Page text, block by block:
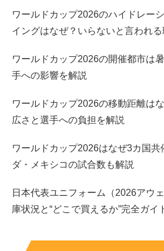
まとめると、考え方は次のとおりで
「樹」単体から“じゅり”を連想
人名では読みが自由になりやす
確実なのは、本人・公式の表記
字）に合わせること
学校や職場で「たつき」「いつき」
で違う読み方をされやすいタイプの
ワールドカップ2026のハイドレー
イングはなぜ？いらないと言われ
ワールドカップ2026の開催都市は
手への影響を解説
ワールドカップ2026の移動距離は
広さと選手への負担を解説
ワールドカップ2026はなぜ3カ国共
ダ・メキシコの試合数も解説
日本代表ユニフォーム（2026アウ
庫状況と“どこで買えるか”完全ガイ